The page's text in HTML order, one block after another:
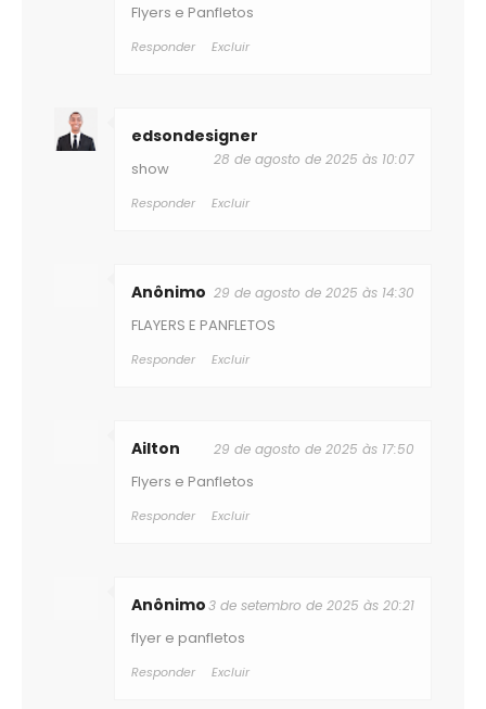
Flyers e Panfletos
Responder Excluir
edsondesigner
28 de agosto de 2025 às 10:07
show
Responder Excluir
Anônimo 29 de agosto de 2025 às 14:30
FLAYERS E PANFLETOS
Responder Excluir
Ailton 29 de agosto de 2025 às 17:50
Flyers e Panfletos
Responder Excluir
Anônimo3 de setembro de 2025 às 20:21
flyer e panfletos
Responder Excluir